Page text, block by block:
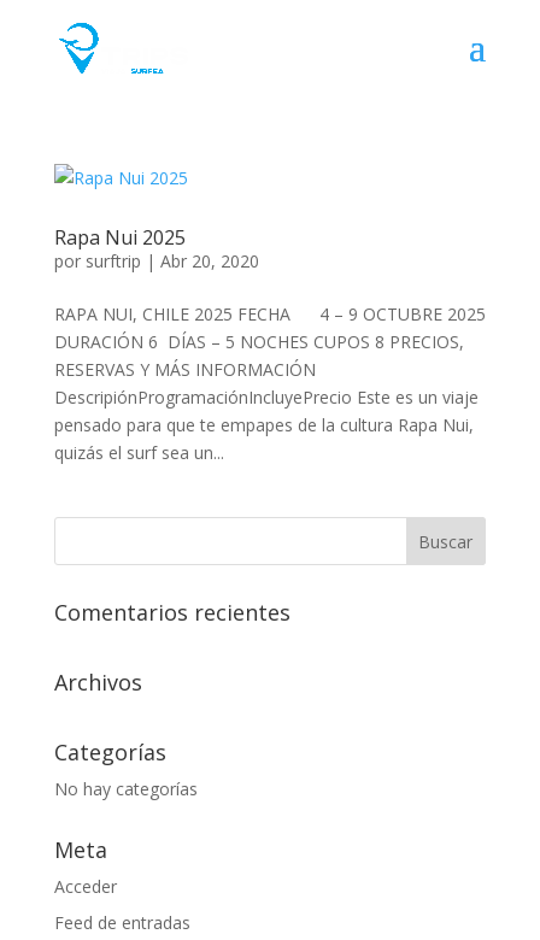
Rapa Nui 2025
por surftrip | Abr 20, 2020
RAPA NUI, CHILE 2025 FECHA 4 – 9 OCTUBRE 2025
DURACIÓN 6 DÍAS – 5 NOCHES CUPOS 8 PRECIOS,
RESERVAS Y MÁS INFORMACIÓN
DescripiónProgramaciónIncluyePrecio Este es un viaje
pensado para que te empapes de la cultura Rapa Nui,
quizás el surf sea un...
Comentarios recientes
Archivos
Categorías
No hay categorías
Meta
Acceder
Feed de entradas